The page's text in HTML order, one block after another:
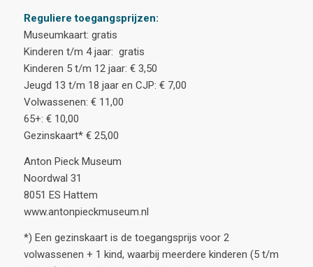
Reguliere toegangsprijzen:
Museumkaart: gratis
Kinderen t/m 4 jaar: gratis
Kinderen 5 t/m 12 jaar: € 3,50
Jeugd 13 t/m 18 jaar en CJP: € 7,00
Volwassenen: € 11,00
65+: € 10,00
Gezinskaart* € 25,00
Anton Pieck Museum
Noordwal 31
8051 ES Hattem
www.antonpieckmuseum.nl
*) Een gezinskaart is de toegangsprijs voor 2
volwassenen + 1 kind, waarbij meerdere kinderen (5 t/m